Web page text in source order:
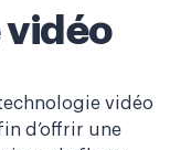
vidéo
vidéo
d’offrir une